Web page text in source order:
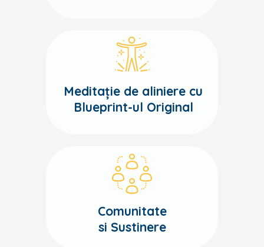
Meditație de aliniere cu
Blueprint-ul Original
Comunitate
si Sustinere